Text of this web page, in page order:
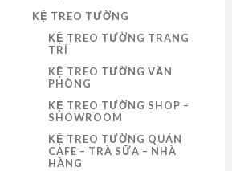
KỆ TREO TƯỜNG
KỆ TREO TƯỜNG TRANG
TRÍ
KỆ TREO TƯỜNG VĂN
PHÒNG
KỆ TREO TƯỜNG SHOP –
SHOWROOM
KỆ TREO TƯỜNG QUÁN
CAFE – TRÀ SỮA – NHÀ
HÀNG